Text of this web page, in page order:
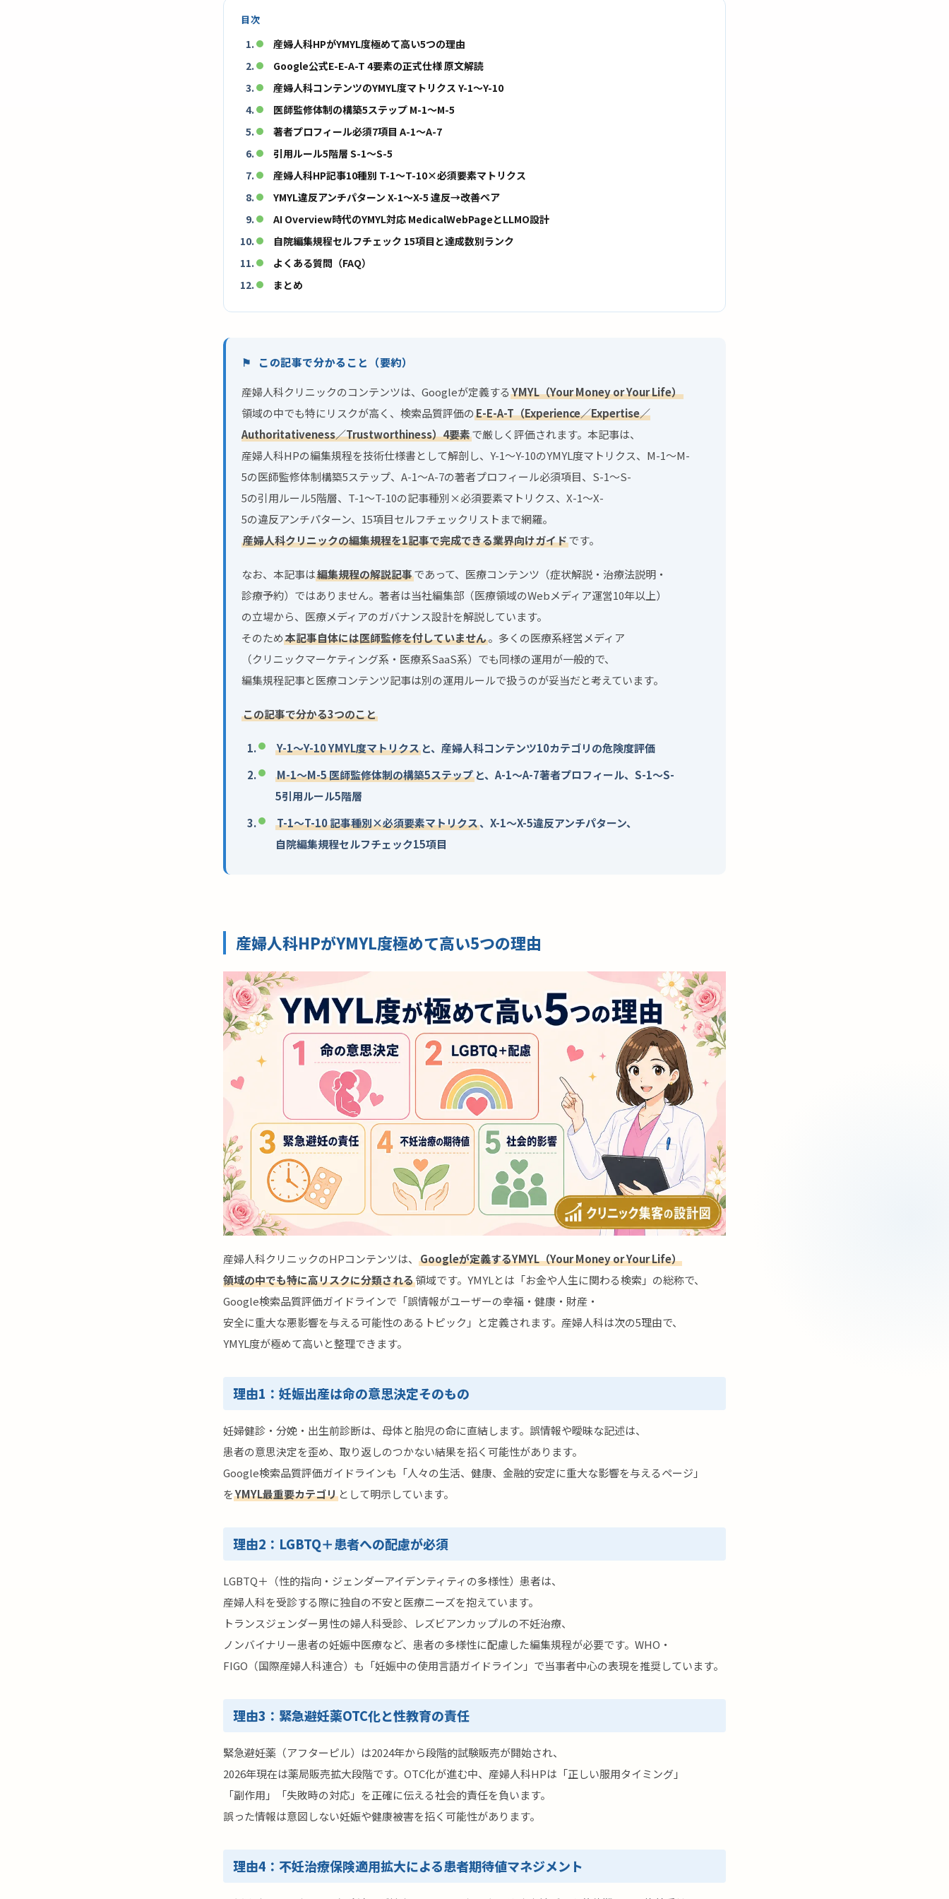
目次
産婦人科HPがYMYL度極めて高い5つの理由
Google公式E-E-A-T 4要素の正式仕様 原文解読
産婦人科コンテンツのYMYL度マトリクス Y-1〜Y-10
医師監修体制の構築5ステップ M-1〜M-5
著者プロフィール必須7項目 A-1〜A-7
引用ルール5階層 S-1〜S-5
産婦人科HP記事10種別 T-1〜T-10×必須要素マトリクス
YMYL違反アンチパターン X-1〜X-5 違反→改善ペア
AI Overview時代のYMYL対応 MedicalWebPageとLLMO設計
自院編集規程セルフチェック 15項目と達成数別ランク
よくある質問（FAQ）
まとめ
この記事で分かること（要約）
産婦人科クリニックのコンテンツは、Googleが定義する YMYL（Your Money or Your Life）
領域の中でも特にリスクが高く、検索品質評価のE-E-A-T（Experience／Expertise／
Authoritativeness／Trustworthiness）4要素で厳しく評価されます。本記事は、
産婦人科HPの編集規程を技術仕様書として解剖し、Y-1〜Y-10のYMYL度マトリクス、M-1〜M-
5の医師監修体制構築5ステップ、A-1〜A-7の著者プロフィール必須項目、S-1〜S-
5の引用ルール5階層、T-1〜T-10の記事種別×必須要素マトリクス、X-1〜X-
5の違反アンチパターン、15項目セルフチェックリストまで網羅。
産婦人科クリニックの編集規程を1記事で完成できる業界向けガイドです。
なお、本記事は編集規程の解説記事であって、医療コンテンツ（症状解説・治療法説明・
診療予約）ではありません。著者は当社編集部（医療領域のWebメディア運営10年以上）
の立場から、医療メディアのガバナンス設計を解説しています。
そのため本記事自体には医師監修を付していません。多くの医療系経営メディア
（クリニックマーケティング系・医療系SaaS系）でも同様の運用が一般的で、
編集規程記事と医療コンテンツ記事は別の運用ルールで扱うのが妥当だと考えています。
この記事で分かる3つのこと
Y-1〜Y-10 YMYL度マトリクス と、産婦人科コンテンツ10カテゴリの危険度評価
M-1〜M-5 医師監修体制の構築5ステップ と、A-1〜A-7著者プロフィール、S-1〜S-
5引用ルール5階層
T-1〜T-10 記事種別×必須要素マトリクス、X-1〜X-5違反アンチパターン、
自院編集規程セルフチェック15項目
産婦人科HPがYMYL度極めて高い5つの理由
産婦人科クリニックのHPコンテンツは、 Googleが定義するYMYL（Your Money or Your Life）
領域の中でも特に高リスクに分類される領域です。YMYLとは「お金や人生に関わる検索」の総称で、
Google検索品質評価ガイドラインで「誤情報がユーザーの幸福・健康・財産・
安全に重大な悪影響を与える可能性のあるトピック」と定義されます。産婦人科は次の5理由で、
YMYL度が極めて高いと整理できます。
理由1：妊娠出産は命の意思決定そのもの
妊婦健診・分娩・出生前診断は、母体と胎児の命に直結します。誤情報や曖昧な記述は、
患者の意思決定を歪め、取り返しのつかない結果を招く可能性があります。
Google検索品質評価ガイドラインも「人々の生活、健康、金融的安定に重大な影響を与えるページ」
をYMYL最重要カテゴリ として明示しています。
理由2：LGBTQ＋患者への配慮が必須
LGBTQ＋（性的指向・ジェンダーアイデンティティの多様性）患者は、
産婦人科を受診する際に独自の不安と医療ニーズを抱えています。
トランスジェンダー男性の婦人科受診、レズビアンカップルの不妊治療、
ノンバイナリー患者の妊娠中医療など、患者の多様性に配慮した編集規程が必要です。WHO・
FIGO（国際産婦人科連合）も「妊娠中の使用言語ガイドライン」で当事者中心の表現を推奨しています。
理由3：緊急避妊薬OTC化と性教育の責任
緊急避妊薬（アフターピル）は2024年から段階的試験販売が開始され、
2026年現在は薬局販売拡大段階です。OTC化が進む中、産婦人科HPは「正しい服用タイミング」
「副作用」「失敗時の対応」を正確に伝える社会的責任を負います。
誤った情報は意図しない妊娠や健康被害を招く可能性があります。
理由4：不妊治療保険適用拡大による患者期待値マネジメント